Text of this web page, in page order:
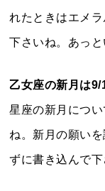
れたときはエメ
下さいね。あっと
乙女座の新月は
星座の新月につ
ね。新月の願い
ずに書き込んで下